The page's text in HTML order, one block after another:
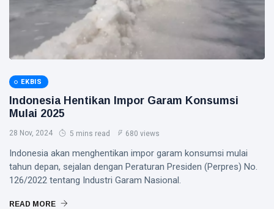
EKBIS
Indonesia Hentikan Impor Garam Konsumsi
Mulai 2025
28 Nov, 2024 5 mins read 680 views
Indonesia akan menghentikan impor garam konsumsi mulai
tahun depan, sejalan dengan Peraturan Presiden (Perpres) No.
126/2022 tentang Industri Garam Nasional.
READ MORE